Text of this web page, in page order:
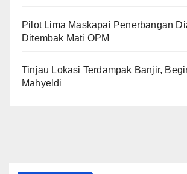
Pilot Lima Maskapai Penerbangan
Ditembak Mati OPM
Tinjau Lokasi Terdampak Banjir,
Mahyeldi